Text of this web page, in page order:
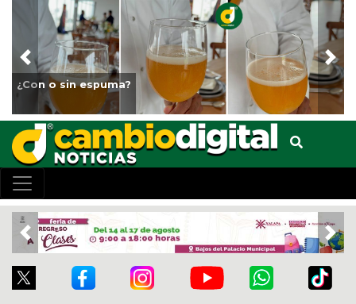
Fortalece
animales del Parque
Previous
Previous